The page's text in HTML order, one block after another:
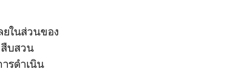
ยในส่วนของ
สืบสวน
รดำเนิน